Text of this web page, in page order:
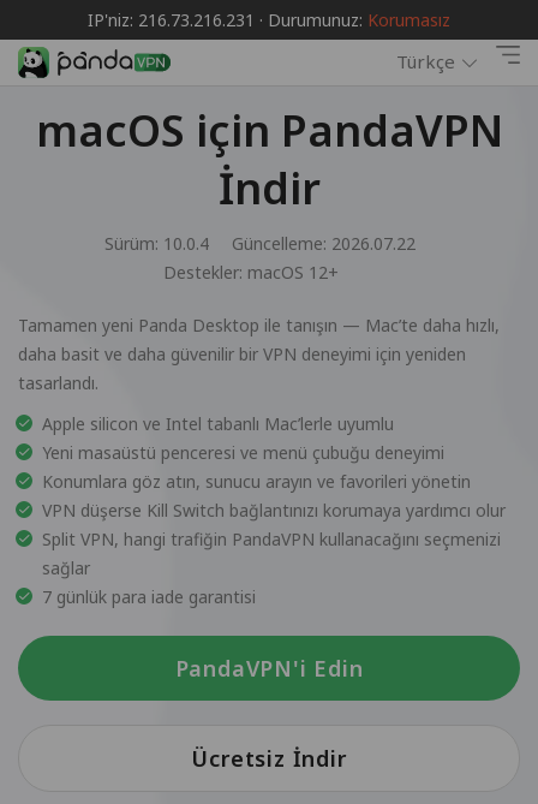
IP'niz: 216.73.216.231 · Durumunuz: Korumasız
Türkçe
macOS için PandaVPN
İndir
Sürüm: 10.0.4
Güncelleme: 2026.07.22
Destekler: macOS 12+
Tamamen yeni Panda Desktop ile tanışın — Mac’te daha hızlı,
daha basit ve daha güvenilir bir VPN deneyimi için yeniden
tasarlandı.
Apple silicon ve Intel tabanlı Mac’lerle uyumlu
Yeni masaüstü penceresi ve menü çubuğu deneyimi
Konumlara göz atın, sunucu arayın ve favorileri yönetin
VPN düşerse Kill Switch bağlantınızı korumaya yardımcı olur
Split VPN, hangi trafiğin PandaVPN kullanacağını seçmenizi
sağlar
7 günlük para iade garantisi
PandaVPN'i Edin
Ücretsiz İndir